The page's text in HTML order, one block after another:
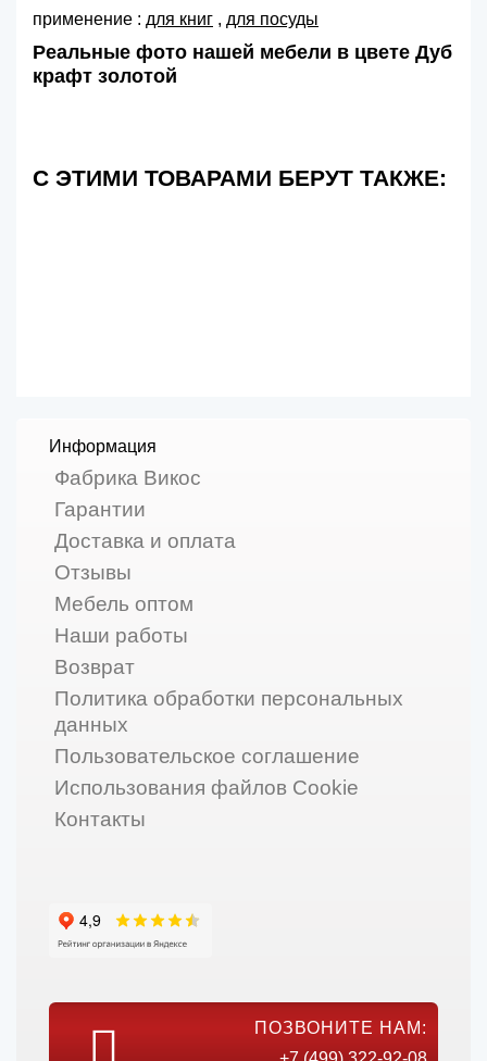
применение : для книг , для посуды
Реальные фото нашей мебели в цвете Дуб
крафт золотой
С ЭТИМИ ТОВАРАМИ БЕРУТ ТАКЖЕ:
Информация
Фабрика Викос
Гарантии
Доставка и оплата
Отзывы
Мебель оптом
Наши работы
Возврат
Политика обработки персональных
данных
Пользовательское соглашение
Использования файлов Cookie
Контакты
ПОЗВОНИТЕ НАМ: